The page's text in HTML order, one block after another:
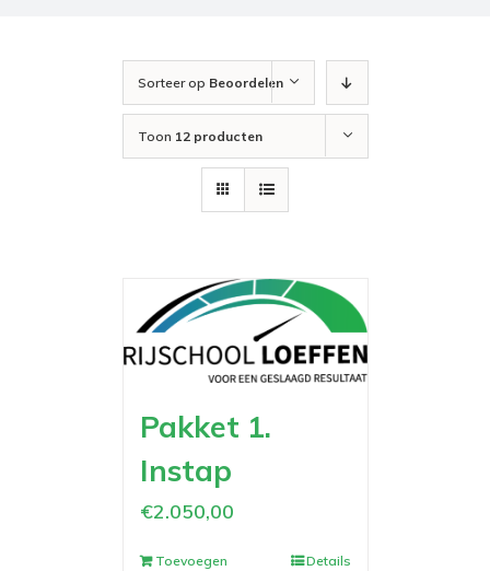
Sorteer op Beoordelen
Toon 12 producten
Pakket 1.
Instap
€2.050,00
Toevoegen
Details